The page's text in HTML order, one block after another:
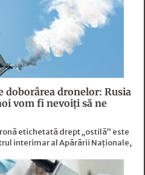
doborârea dronelor: Rusia
vom fi nevoiţi să ne
etichetată drept „ostilă” este
interimar al Apărării Naţionale,